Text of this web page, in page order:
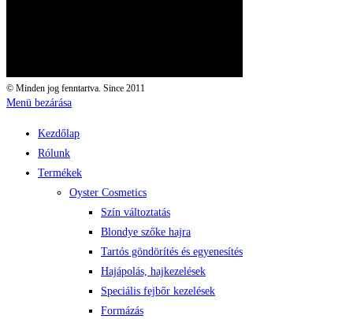
© Minden jog fenntartva. Since 2011
Menü bezárása
Kezdőlap
Rólunk
Termékek
Oyster Cosmetics
Szín változtatás
Blondye szőke hajra
Tartós göndörítés és egyenesítés
Hajápolás, hajkezelések
Speciális fejbőr kezelések
Formázás